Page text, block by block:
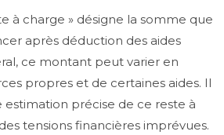
à charge » désigne la somme que
après déduction des aides
ce montant peut varier en
propres et de certaines aides. Il
estimation précise de ce reste à
tensions financières imprévues.